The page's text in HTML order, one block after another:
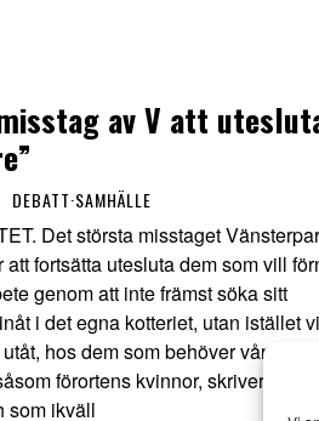
av V att
DEBATT·SAMHÄLLE
Det största misstaget
att fortsätta utesluta dem som vill
genom att inte främst söka sitt
i det egna kotteriet, utan istället
hos dem som behöver vår
förortens kvinnor, skriver Amine
som ikväll